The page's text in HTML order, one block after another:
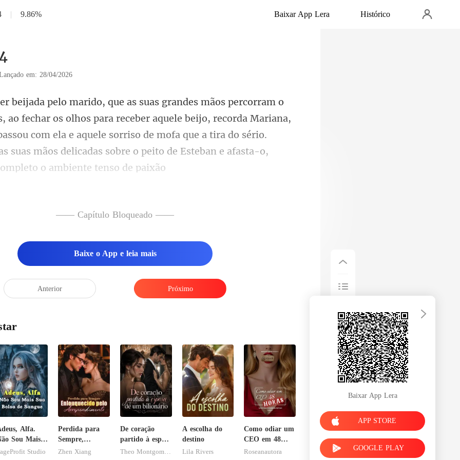
| 9.86% Baixar App Lera Histórico
em: 28/04/2026
ceber aquele beijo, recorda Mariana,
com ela e aquele sorriso de mofa que a tira do sério.
—— Capítulo Bloqueado ——
Baixe o App e leia mais
Anterior Próximo
Alfa.
Sou Mais
Bolsa deStudio
Perdida para
Sempre,
Enlouquecido
Zhen Xiang
De coração
partido à esposa
de um
A escolha do
destino
Lila Rivers
Como odiar um
CEO em 48
horas
Roseanautora
Baixar App Lera
APP STORE
GOOGLE PLAY